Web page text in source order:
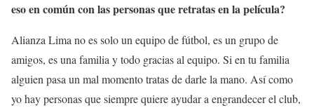
eso en común con las personas que retratas en la película?
Alianza Lima no es solo un equipo de fútbol, es un grupo de
amigos, es una familia y todo gracias al equipo. Si en tu familia
alguien pasa un mal momento tratas de darle la mano. Así como
yo hay personas que siempre quiere ayudar a engrandecer el club,